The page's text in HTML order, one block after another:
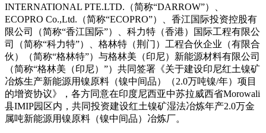
INTERNATIONAL PTE.LTD.（简称“DARROW”）、
ECOPRO Co.,Ltd.（简称“ECOPRO”）、香江国际投资控股有
限公司（简称“香江国际”）、科力特（香港）国际工程有限公
司（简称“科力特”）、格林特（荆门）工程合伙企业（有限合
伙）（简称“格林特”）与格林美（印尼）新能源材料有限公司
（简称“格林美（印尼）”）共同签署《关于建设印尼红土镍矿
冶炼生产新能源用镍原料（镍中间品）（2.0万吨镍/年）项目
的增资协议》，各方同意在印度尼西亚中苏拉威西省Morowali
县IMIP园区内，共同投资建设红土镍矿湿法冶炼年产2.0万金
属吨新能源用镍原料（镍中间品）冶炼厂。